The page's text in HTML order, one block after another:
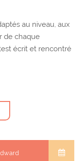
au niveau, aux
de chaque
écrit et rencontré